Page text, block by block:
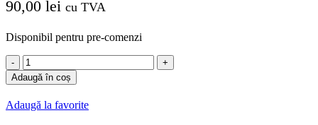
90,00 lei cu TVA
Disponibil pentru pre-comenzi
Cantitate
Cot
90
grade
pentru
Adaugă în coș
Adaugă la favorite